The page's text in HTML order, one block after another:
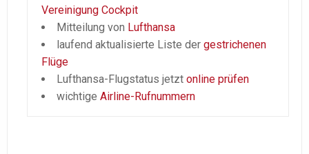
Vereinigung Cockpit
Mitteilung von Lufthansa
laufend aktualisierte Liste der gestrichenen
Flüge
Lufthansa-Flugstatus jetzt online prüfen
wichtige Airline-Rufnummern